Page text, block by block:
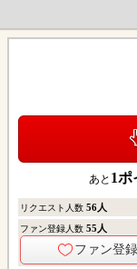
あと 1ポ
リクエスト人数 56人
ファン登録人数 55 人
ファン登